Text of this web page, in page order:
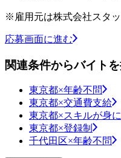
※雇用元は株式会社スタッ
応募画面に進む
関連条件からバイト
東京都×年齢不問
東京都×交通費支給
東京都×スキルが身に
東京都×登録制
千代田区×年齢不問